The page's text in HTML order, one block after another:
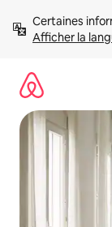
directement
Afficher la